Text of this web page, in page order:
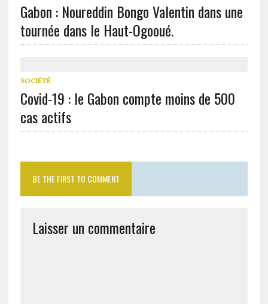
Gabon : Noureddin Bongo Valentin dans une
tournée dans le Haut-Ogooué.
SOCIÉTÉ
Covid-19 : le Gabon compte moins de 500
cas actifs
BE THE FIRST TO COMMENT
Laisser un commentaire